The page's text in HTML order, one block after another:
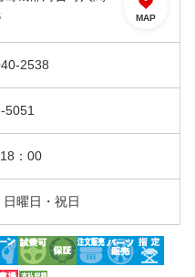
MAP
2538
5051
：00
日曜日・祝日